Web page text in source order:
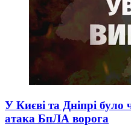
У Києві та Дніпрі було
атака БпЛА ворога